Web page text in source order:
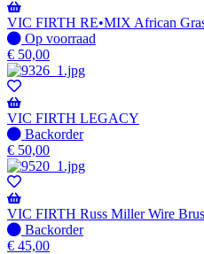
Wordt
verzonden
wanneer
beschikbaar
VIC FIRTH RE•MIX African
Op
voorraad
Op voorraad
€ 50,00
VIC FIRTH LEGACY
Niet
op
voorraad
-
Wordt
verzonden
wanneer
beschikbaar
Backorder
€ 50,00
VIC FIRTH Russ Miller Wire
Niet
op
Backorder
€ 45,00